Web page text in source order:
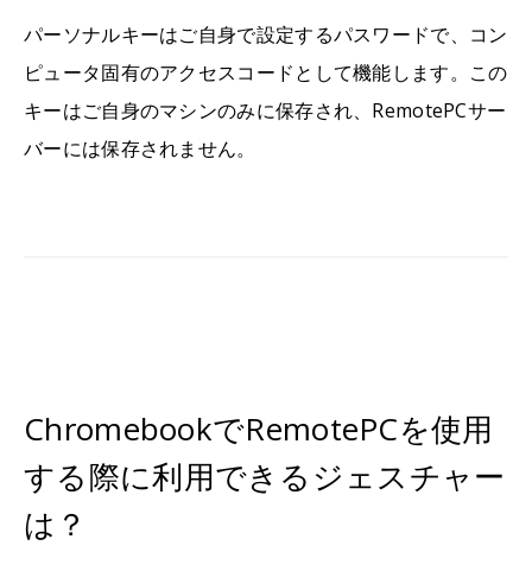
パーソナルキーはご自身で設定するパスワードで、コン
ピュータ固有のアクセスコードとして機能します。この
キーはご自身のマシンのみに保存され、RemotePCサー
バーには保存されません。
ChromebookでRemotePCを使用
する際に利用できるジェスチャー
は？